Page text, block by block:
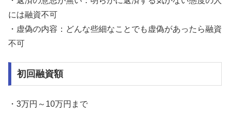
には融資不可
・虚偽の内容：どんな些細なことでも虚偽があったら融資
不可
初回融資額
・3万円～10万円まで